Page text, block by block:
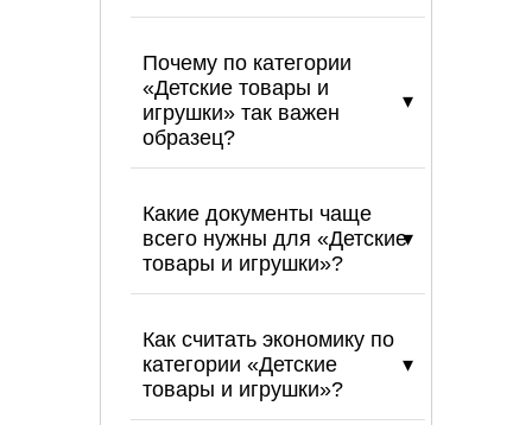
Почему по категории
«Детские товары и
игрушки» так важен
образец?
Какие документы чаще
всего нужны для «Детские
товары и игрушки»?
Как считать экономику по
категории «Детские
товары и игрушки»?